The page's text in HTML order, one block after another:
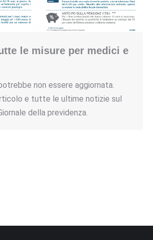
le misure per medici e
non essere aggiornata.
e tutte le ultime notizie sul
della previdenza.